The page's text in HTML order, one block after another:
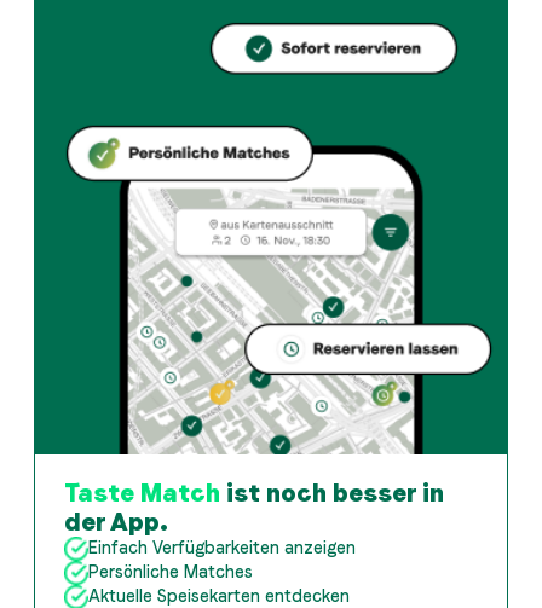
Reserviere direkt über die Taste Match App – in
Wann ist Hummerbar geöffnet?
Die Taste Match App analysiert deinen
Taste Match ist noch besser in
der App.
Einfach Verfügbarkeiten anzeigen
Persönliche Matches
Aktuelle Speisekarten entdecken